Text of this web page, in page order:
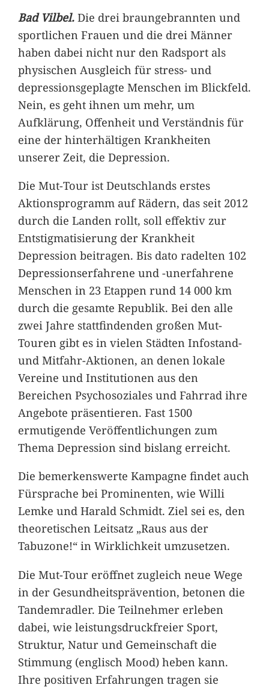
Bad Vilbel. Die drei braungebrannten und
sportlichen Frauen und die drei Männer
haben dabei nicht nur den Radsport als
physischen Ausgleich für stress- und
depressionsgeplagte Menschen im Blickfeld.
Nein, es geht ihnen um mehr, um
Aufklärung, Offenheit und Verständnis für
eine der hinterhältigen Krankheiten
unserer Zeit, die Depression.
Die Mut-Tour ist Deutschlands erstes
Aktionsprogramm auf Rädern, das seit 2012
durch die Landen rollt, soll effektiv zur
Entstigmatisierung der Krankheit
Depression beitragen. Bis dato radelten 102
Depressionserfahrene und -unerfahrene
Menschen in 23 Etappen rund 14 000 km
durch die gesamte Republik. Bei den alle
zwei Jahre stattfindenden großen Mut-
Touren gibt es in vielen Städten Infostand-
und Mitfahr-Aktionen, an denen lokale
Vereine und Institutionen aus den
Bereichen Psychosoziales und Fahrrad ihre
Angebote präsentieren. Fast 1500
ermutigende Veröffentlichungen zum
Thema Depression sind bislang erreicht.
Die bemerkenswerte Kampagne findet auch
Fürsprache bei Prominenten, wie Willi
Lemke und Harald Schmidt. Ziel sei es, den
theoretischen Leitsatz „Raus aus der
Tabuzone!“ in Wirklichkeit umzusetzen.
Die Mut-Tour eröffnet zugleich neue Wege
in der Gesundheitsprävention, betonen die
Tandemradler. Die Teilnehmer erleben
dabei, wie leistungsdruckfreier Sport,
Struktur, Natur und Gemeinschaft die
Stimmung (englisch Mood) heben kann.
Ihre positiven Erfahrungen tragen sie